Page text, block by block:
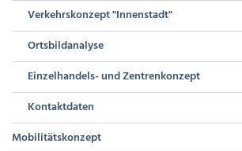
Verkehrskonzept "Innenstadt"
Ortsbildanalyse
Einzelhandels- und Zentrenkonzept
Kontaktdaten
Mobilitätskonzept